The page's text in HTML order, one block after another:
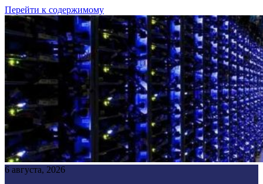
Перейти к содержимому
6 августа, 2026